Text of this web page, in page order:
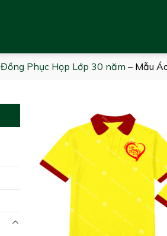
Đồng Phục Họp Lớp 30 năm – Mẫu